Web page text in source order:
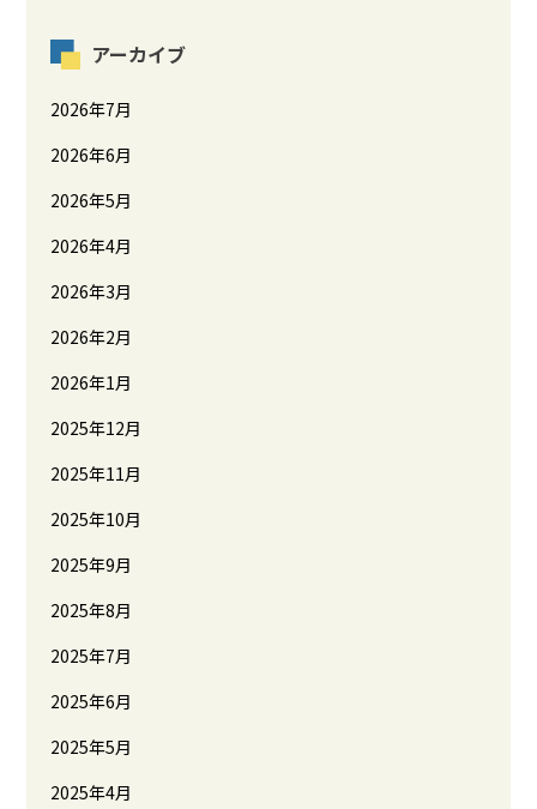
アーカイブ
2026年7月
2026年6月
2026年5月
2026年4月
2026年3月
2026年2月
2026年1月
2025年12月
2025年11月
2025年10月
2025年9月
2025年8月
2025年7月
2025年6月
2025年5月
2025年4月